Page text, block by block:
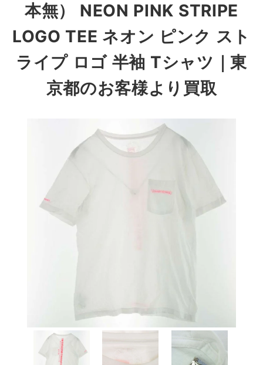
本無） NEON PINK STRIPE
LOGO TEE ネオン ピンク スト
ライプ ロゴ 半袖 Tシャツ ｜東
京都のお客様より買取